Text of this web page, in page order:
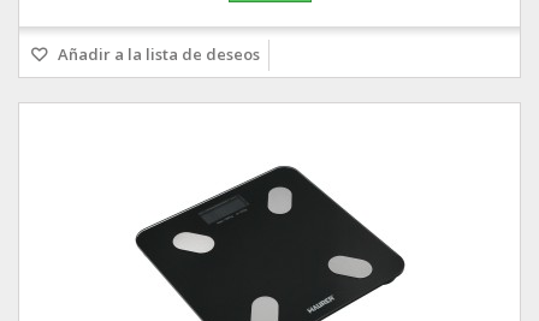
Añadir a la lista de deseos